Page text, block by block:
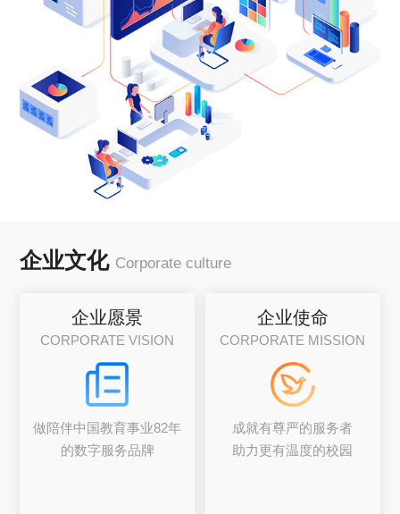
企业文化 Corporate culture
企业愿景
CORPORATE VISION
做陪伴中国教育事业82年
的数字服务品牌
企业使命
CORPORATE MISSION
成就有尊严的服务者
助力更有温度的校园